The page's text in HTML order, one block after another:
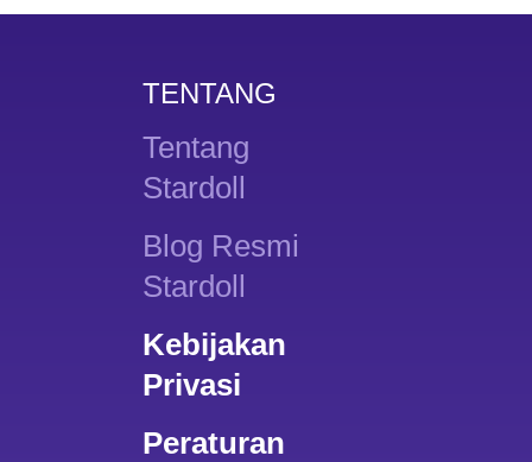
TENTANG
Tentang
Stardoll
Blog Resmi
Stardoll
Kebijakan
Privasi
Peraturan